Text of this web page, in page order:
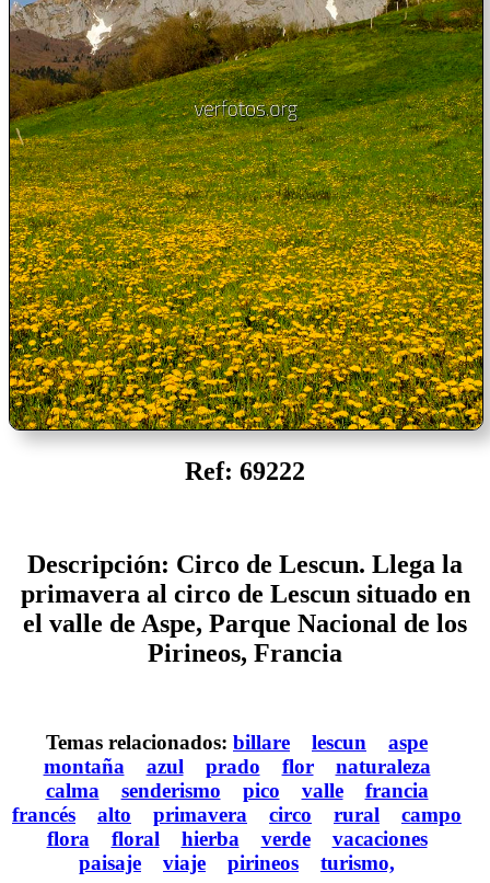
Ref: 69222
Descripción: Circo de Lescun. Llega la
primavera al circo de Lescun situado en
el valle de Aspe, Parque Nacional de los
Pirineos, Francia
Temas relacionados: billare lescun
aspe
montaña
azul prado flor
naturaleza
calma
senderismo pico valle
francia
francés
alto primavera circo rural
campo
flora
floral hierba verde
vacaciones
paisaje
viaje pirineos turismo,